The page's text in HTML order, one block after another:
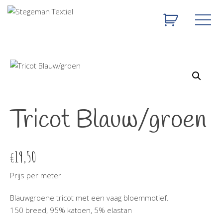
Tricot Blauw/groen
€19,50
Prijs per meter
Blauwgroene tricot met een vaag bloemmotief.
150 breed, 95% katoen, 5% elastan